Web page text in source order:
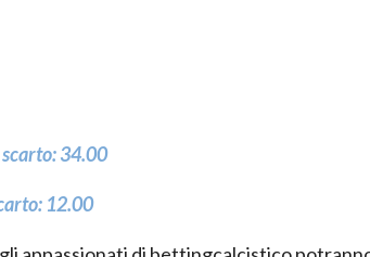
: 34.00
12.00